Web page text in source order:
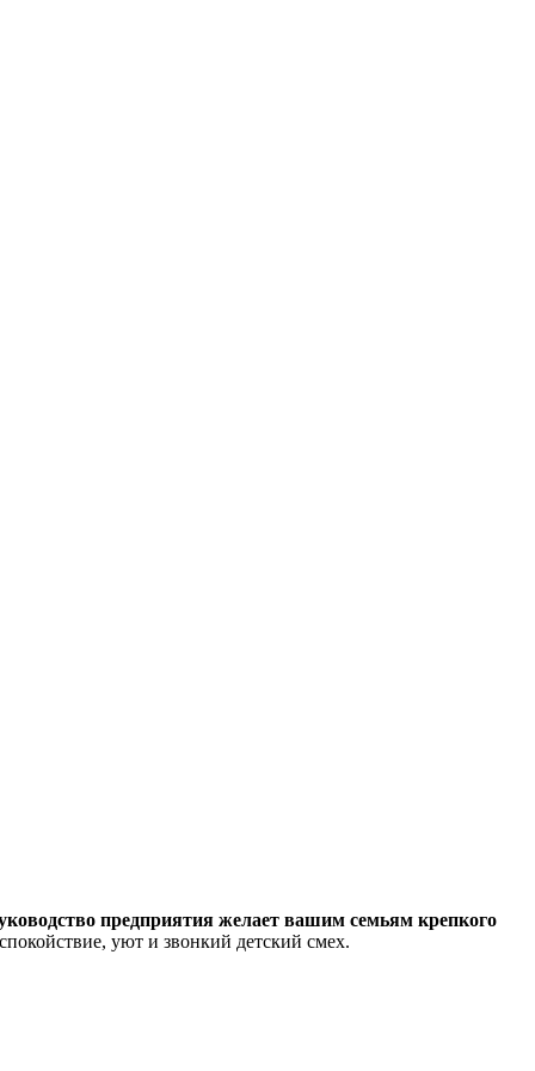
предприятия желает вашим семьям крепкого
уют и звонкий детский смех.